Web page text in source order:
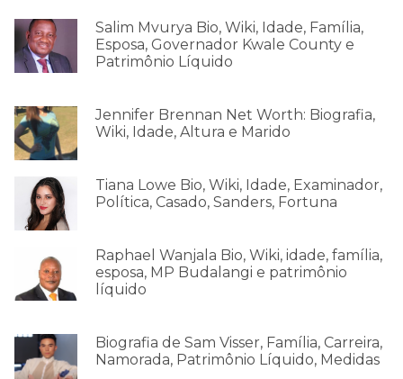
Salim Mvurya Bio, Wiki, Idade, Família,
Esposa, Governador Kwale County e
Patrimônio Líquido
Jennifer Brennan Net Worth: Biografia,
Wiki, Idade, Altura e Marido
Tiana Lowe Bio, Wiki, Idade, Examinador,
Política, Casado, Sanders, Fortuna
Raphael Wanjala Bio, Wiki, idade, família,
esposa, MP Budalangi e patrimônio
líquido
Biografia de Sam Visser, Família, Carreira,
Namorada, Patrimônio Líquido, Medidas